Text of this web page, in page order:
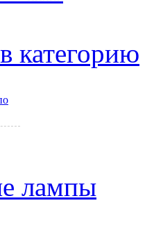
категорию
лампы